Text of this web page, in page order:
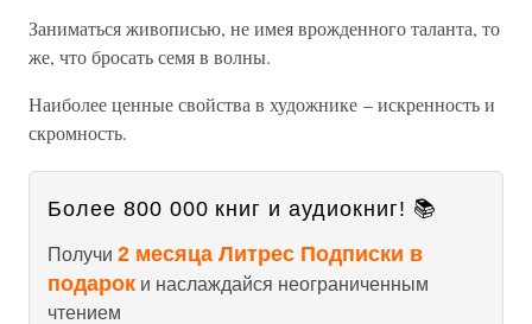
Заниматься живописью, не имея врожденного таланта, то
же, что бросать семя в волны.
Наиболее ценные свойства в художнике – искренность и
скромность.
Более 800 000 книг и аудиокниг! 📚
Получи 2 месяца Литрес Подписки в
подарок и наслаждайся неограниченным
чтением